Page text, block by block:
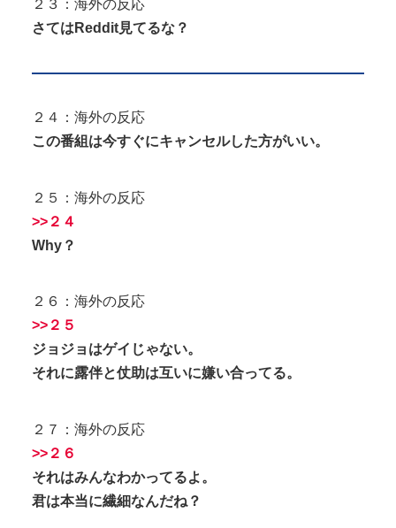
２３：海外の反応
さてはReddit見てるな？
２４：海外の反応
この番組は今すぐにキャンセルした方がいい。
２５：海外の反応
>>２４
Why？
２６：海外の反応
>>２５
ジョジョはゲイじゃない。
それに露伴と仗助は互いに嫌い合ってる。
２７：海外の反応
>>２６
それはみんなわかってるよ。
君は本当に繊細なんだね？